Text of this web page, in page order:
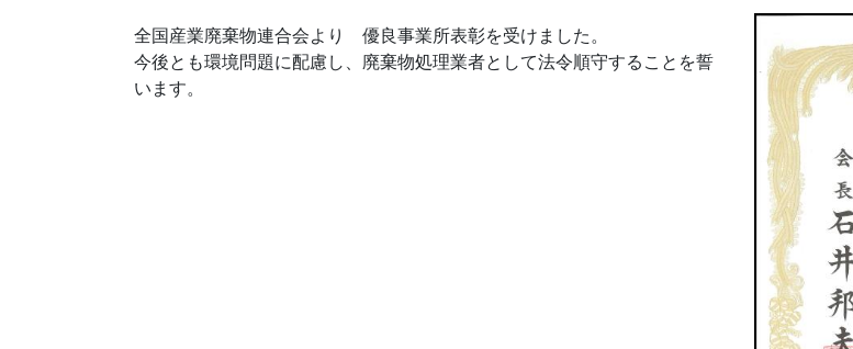
全国産業廃棄物連合会より 優良事業所表彰を受けました。
今後とも環境問題に配慮し、廃棄物処理業者として法令順守することを誓
います。